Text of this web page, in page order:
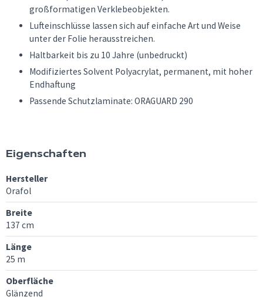
großformatigen Verklebeobjekten.
Lufteinschlüsse lassen sich auf einfache Art und Weise
unter der Folie herausstreichen.
Haltbarkeit bis zu 10 Jahre (unbedruckt)
Modifiziertes Solvent Polyacrylat, permanent, mit hoher
Endhaftung
Passende Schutzlaminate: ORAGUARD 290
Eigenschaften
Hersteller
Orafol
Breite
137 cm
Länge
25 m
Oberfläche
Glänzend